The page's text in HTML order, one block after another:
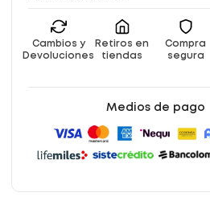
Cambios y
Devoluciones
Retiros en
tiendas
Compra
segura
Medios de pago